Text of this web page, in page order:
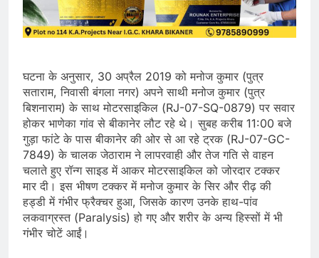
घटना के अनुसार, 30 अप्रैल 2019 को मनोज कुमार (पुत्र
सताराम, निवासी बंगला नगर) अपने साथी मनोज कुमार (पुत्र
बिशनाराम) के साथ मोटरसाइकिल (RJ-07-SQ-0879) पर सवार
होकर भाणेका गांव से बीकानेर लौट रहे थे। सुबह करीब 11:00 बजे
गुड़ा फांटे के पास बीकानेर की ओर से आ रहे ट्रक (RJ-07-GC-
7849) के चालक जेठाराम ने लापरवाही और तेज गति से वाहन
चलाते हुए रॉन्ग साइड में आकर मोटरसाइकिल को जोरदार टक्कर
मार दी। इस भीषण टक्कर में मनोज कुमार के सिर और रीढ़ की
हड्डी में गंभीर फ्रैक्चर हुआ, जिसके कारण उनके हाथ-पांव
लकवाग्रस्त (Paralysis) हो गए और शरीर के अन्य हिस्सों में भी
गंभीर चोटें आईं।